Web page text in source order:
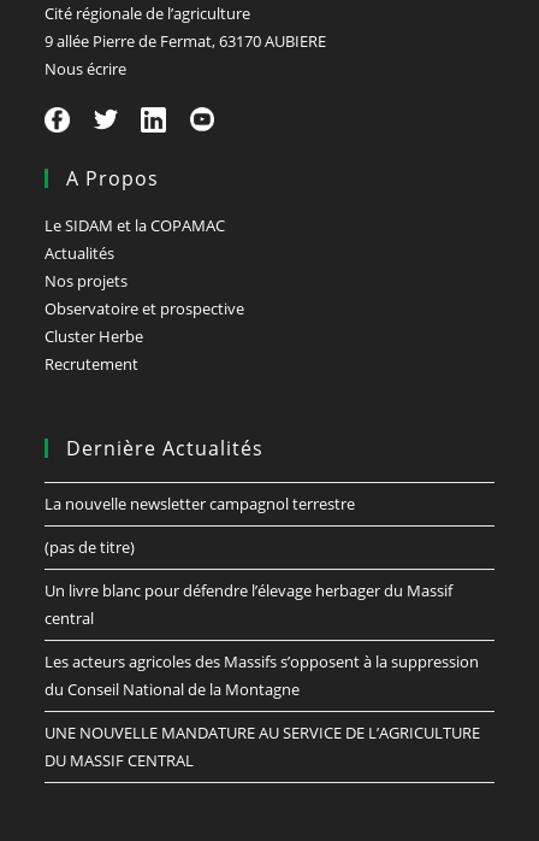
Cité régionale de l’agriculture
9 allée Pierre de Fermat, 63170 AUBIERE
Nous écrire
A Propos
Le SIDAM et la COPAMAC
Actualités
Nos projets
Observatoire et prospective
Cluster Herbe
Recrutement
Dernière Actualités
La nouvelle newsletter campagnol terrestre
(pas de titre)
Un livre blanc pour défendre l’élevage herbager du Massif
central
Les acteurs agricoles des Massifs s’opposent à la suppression
du Conseil National de la Montagne
UNE NOUVELLE MANDATURE AU SERVICE DE L’AGRICULTURE
DU MASSIF CENTRAL